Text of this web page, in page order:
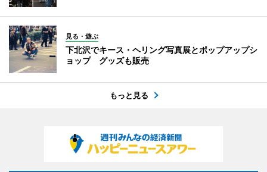
見る・遊ぶ
下北沢でキース・ヘリング写真展とポップアップシ
ョップ グッズも販売
もっと見る